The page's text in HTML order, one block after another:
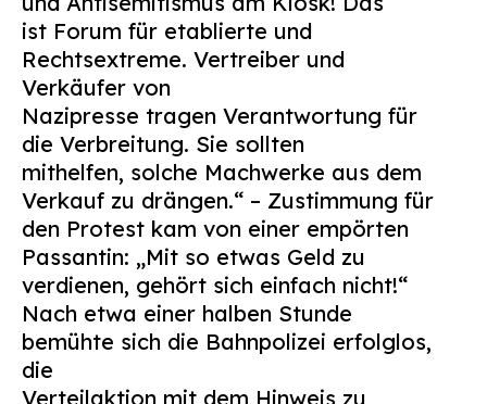
ist Forum für etablierte und
Rechtsextreme. Vertreiber und
Verkäufer von
Nazipresse tragen Verantwortung für
die Verbreitung. Sie sollten
mithelfen, solche Machwerke aus dem
Verkauf zu drängen.“ – Zustimmung für
den Protest kam von einer empörten
Passantin: „Mit so etwas Geld zu
verdienen, gehört sich einfach nicht!“
Nach etwa einer halben Stunde
bemühte sich die Bahnpolizei erfolglos,
die
Verteilaktion mit dem Hinweis zu